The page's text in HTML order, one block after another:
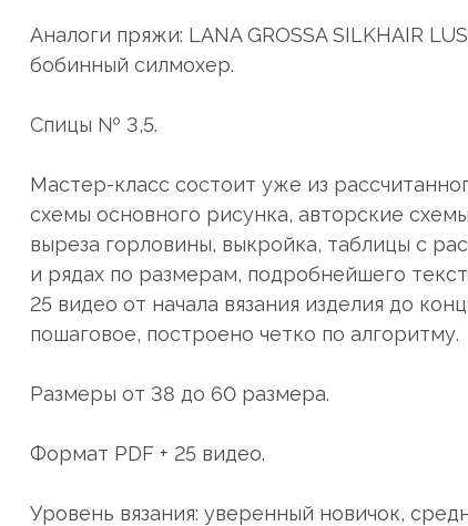
Аналоги пряжи: LANA GROSSA SILKHAIR
бобинный силмохер.
Спицы № 3,5.
Мастер-класс состоит уже из
схемы основного рисунка, авторские
выреза горловины, выкройка, таблицы с
и рядах по размерам, подробнейшего
25 видео от начала вязания изделия до
пошаговое, построено четко по алгоритму.
Размеры от 38 до 60 размера.
Формат PDF + 25 видео.
Уровень вязания: уверенный новичок,